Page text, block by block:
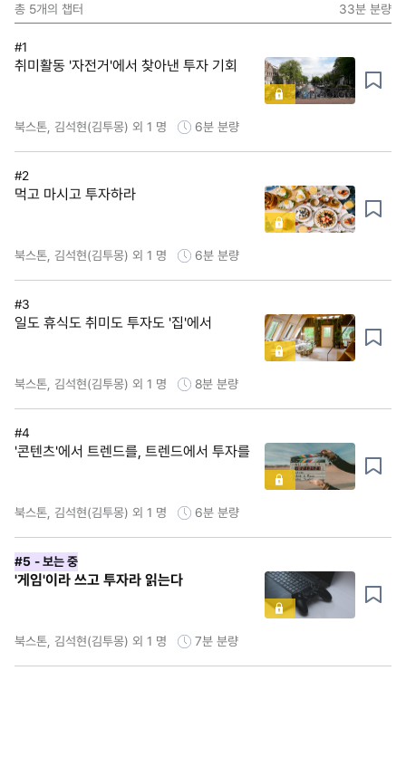
총 5개의 챕터 33분 분량
#1
취미활동 '자전거'에서 찾아낸 투자 기회
북스톤, 김석현(김투몽) 외 1 명 6분 분량
#2
먹고 마시고 투자하라
북스톤, 김석현(김투몽) 외 1 명 6분 분량
#3
일도 휴식도 취미도 투자도 '집'에서
북스톤, 김석현(김투몽) 외 1 명 8분 분량
#4
'콘텐츠'에서 트렌드를, 트렌드에서 투자를
북스톤, 김석현(김투몽) 외 1 명 6분 분량
#5 - 보는 중
'게임'이라 쓰고 투자라 읽는다
북스톤, 김석현(김투몽) 외 1 명 7분 분량